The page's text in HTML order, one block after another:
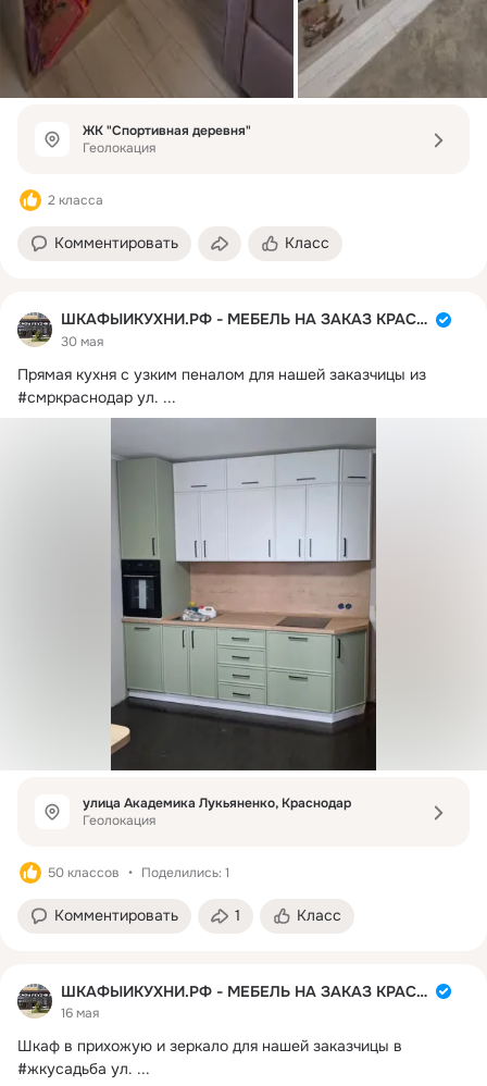
ЖК "Спортивная деревня"
Геолокация
2 класса
Комментировать Класс
ШКАФЫИКУХНИ.РФ - МЕБЕЛЬ НА ЗАКАЗ КРАСНОДАР
30 мая
Прямая кухня с узким пеналом для нашей заказчицы из
#смркраснодар ул. ...
улица Академика Лукьяненко, Краснодар
Геолокация
50 классов Поделились: 1
Комментировать 1 Класс
ШКАФЫИКУХНИ.РФ - МЕБЕЛЬ НА ЗАКАЗ КРАСНОДАР
16 мая
Шкаф в прихожую и зеркало для нашей заказчицы в
#жкусадьба ул. ...